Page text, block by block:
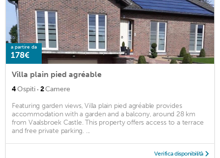
a partire da
178€
Villa plain pied agréable
4Ospiti · 2Camere
Featuring garden views, Villa plain pied agréable provides
accommodation with a garden and a balcony, around 28 km
from Vaalsbroek Castle. This property offers access to a terrace
and free private parking. ...
Verifica disponibilità